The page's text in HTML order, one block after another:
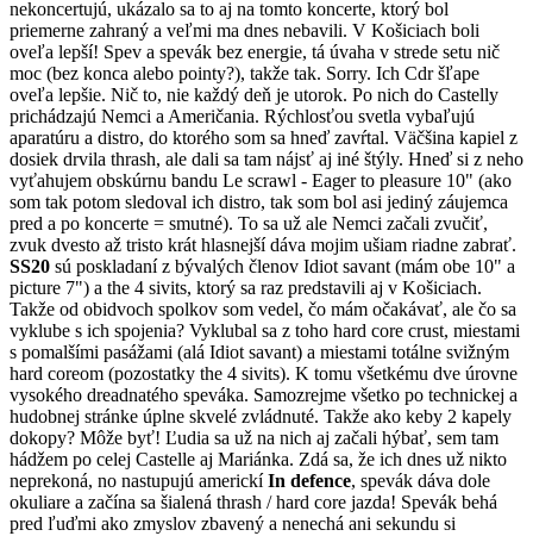
nekoncertujú, ukázalo sa to aj na tomto koncerte, ktorý bol
priemerne zahraný a veľmi ma dnes nebavili. V Košiciach boli
oveľa lepší! Spev a spevák bez energie, tá úvaha v strede setu nič
moc (bez konca alebo pointy?), takže tak. Sorry. Ich Cdr šľape
oveľa lepšie. Nič to, nie každý deň je utorok. Po nich do Castelly
prichádzajú Nemci a Američania. Rýchlosťou svetla vybaľujú
aparatúru a distro, do ktorého som sa hneď zavŕtal. Väčšina kapiel z
dosiek drvila thrash, ale dali sa tam nájsť aj iné štýly. Hneď si z neho
vyťahujem obskúrnu bandu Le scrawl - Eager to pleasure 10" (ako
som tak potom sledoval ich distro, tak som bol asi jediný záujemca
pred a po koncerte = smutné). To sa už ale Nemci začali zvučiť,
zvuk dvesto až tristo krát hlasnejší dáva mojim ušiam riadne zabrať.
SS20 sú poskladaní z bývalých členov Idiot savant (mám obe 10" a
picture 7") a the 4 sivits, ktorý sa raz predstavili aj v Košiciach.
Takže od obidvoch spolkov som vedel, čo mám očakávať, ale čo sa
vyklube s ich spojenia? Vyklubal sa z toho hard core crust, miestami
s pomalšími pasážami (alá Idiot savant) a miestami totálne svižným
hard coreom (pozostatky the 4 sivits). K tomu všetkému dve úrovne
vysokého dreadnatého speváka. Samozrejme všetko po technickej a
hudobnej stránke úplne skvelé zvládnuté. Takže ako keby 2 kapely
dokopy? Môže byť! Ľudia sa už na nich aj začali hýbať, sem tam
hádžem po celej Castelle aj Mariánka. Zdá sa, že ich dnes už nikto
neprekoná, no nastupujú americkíIn defence, spevák dáva dole
okuliare a začína sa šialená thrash / hard core jazda! Spevák behá
pred ľuďmi ako zmyslov zbavený a nenechá ani sekundu si